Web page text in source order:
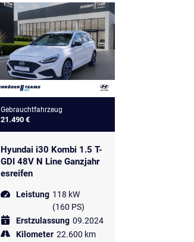
Gebrauchtfahrzeug
21.490 €
Hyundai i30 Kombi 1.5 T-
GDI 48V N Line Ganzjahr
esreifen
Leistung 118 kW
(160 PS)
Erstzulassung 09.2024
Kilometer 22.600 km